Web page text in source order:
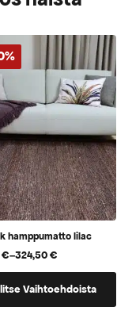
hamppumatto lilac
€–324,50€
€
Vaihtoehdoista